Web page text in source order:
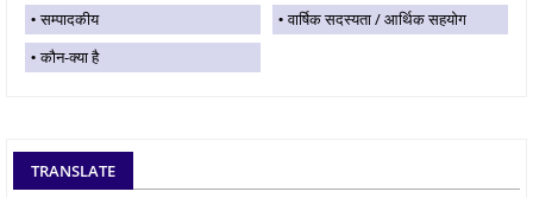
सम्पादकीय
वार्षिक सदस्यता / आर्थिक सहयोग
कौन-क्या है
TRANSLATE